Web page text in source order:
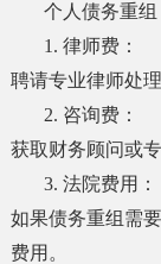
个人债务重组
1. 律师费：
聘请专业律师处
2. 咨询费：
获取财务顾问或
3. 法院费用：
如果债务重组需
费用。